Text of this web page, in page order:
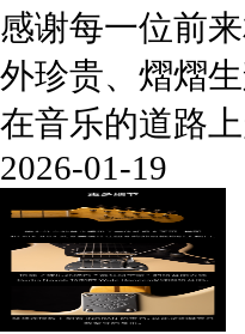
感谢每一位前
外珍贵、熠熠
在音乐的道路
2026-01-19